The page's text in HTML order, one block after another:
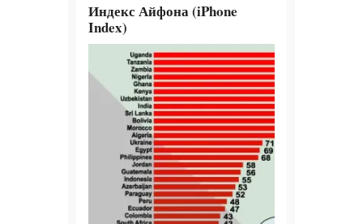
Индекс Айфона (iPhone
Index)